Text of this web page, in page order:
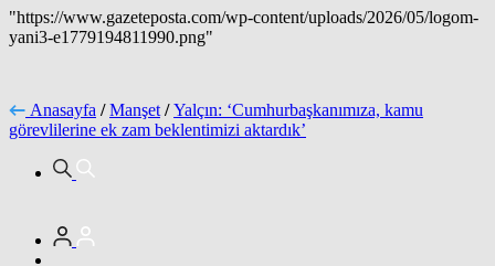
"https://www.gazeteposta.com/wp-content/uploads/2026/05/logom-
yani3-e1779194811990.png"
Anasayfa / Manşet / Yalçın: ‘Cumhurbaşkanımıza, kamu
görevlilerine ek zam beklentimizi aktardık’